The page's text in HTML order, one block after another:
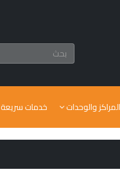
المراكز والوحدات خدمات سريعة